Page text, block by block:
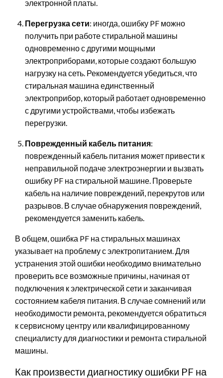
электронной платы.
Перегрузка сети: иногда, ошибку PF можно
получить при работе стиральной машины
одновременно с другими мощными
электроприборами, которые создают большую
нагрузку на сеть. Рекомендуется убедиться, что
стиральная машина единственный
электроприбор, который работает одновременно
с другими устройствами, чтобы избежать
перегрузки.
Поврежденный кабель питания:
поврежденный кабель питания может привести к
неправильной подаче электроэнергии и вызвать
ошибку PF на стиральной машине. Проверьте
кабель на наличие повреждений, перекрутов или
разрывов. В случае обнаружения повреждений,
рекомендуется заменить кабель.
В общем, ошибка PF на стиральных машинах
указывает на проблему с электропитанием. Для
устранения этой ошибки необходимо внимательно
проверить все возможные причины, начиная от
подключения к электрической сети и заканчивая
состоянием кабеля питания. В случае сомнений или
необходимости ремонта, рекомендуется обратиться
к сервисному центру или квалифицированному
специалисту для диагностики и ремонта стиральной
машины.
Как произвести диагностику ошибки PF на